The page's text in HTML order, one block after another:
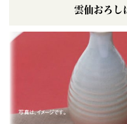
雲仙おろし